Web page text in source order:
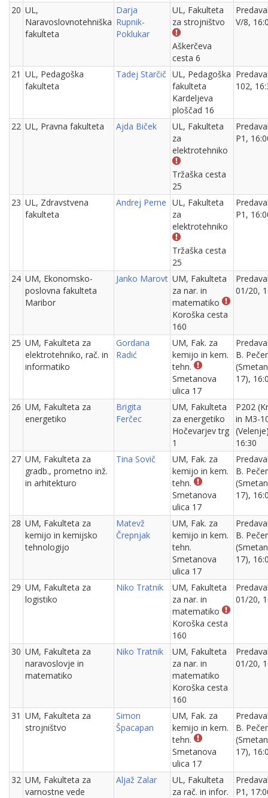
20 UL,
Naravoslovnotehniška
fakulteta
Darja
Rupnik-
Poklukar
UL, Fakulteta
za strojništvo
Aškerčeva
cesta 6
V/8,
21 UL, Pedagoška
fakulteta
Tadej Starčič UL, Pedagoška
fakulteta
Kardeljeva
ploščad 16
102,
22 UL, Pravna fakulteta Ajda Biček
UL, Fakulteta
za
elektrotehniko
Tržaška cesta
25
P1,
23 UL, Zdravstvena
fakulteta
Andrej Perne UL, Fakulteta
za
elektrotehniko
Tržaška cesta
25
P1,
24 UM, Ekonomsko-
poslovna fakulteta
Maribor
Janko Marovt UM, Fakulteta
za nar. in
matematiko
Koroška cesta
160
01/20,
25 UM, Fakulteta za
elektrotehniko, rač. in
informatiko
Gordana
Radić
UM, Fak. za
kemijo in kem.
tehn.
Smetanova
ulica 17
B.
17),
26 UM, Fakulteta za
energetiko
Brigita
Ferčec
UM, Fakulteta
za energetiko
Hočevarjev trg
1
P202
in M3-
16:30
27 UM, Fakulteta za
gradb., prometno inž.
in arhitekturo
Tina Sovič
UM, Fak. za
kemijo in kem.
tehn.
Smetanova
ulica 17
B.
17),
28 UM, Fakulteta za
kemijo in kemijsko
tehnologijo
Matevž
Črepnjak
UM, Fak. za
kemijo in kem.
tehn.
Smetanova
ulica 17
B.
17),
29 UM, Fakulteta za
logistiko
Niko Tratnik
UM, Fakulteta
za nar. in
matematiko
Koroška cesta
160
01/20,
30 UM, Fakulteta za
naravoslovje in
matematiko
Niko Tratnik
UM, Fakulteta
za nar. in
matematiko
Koroška cesta
160
01/20,
31 UM, Fakulteta za
strojništvo
Simon
Špacapan
UM, Fak. za
kemijo in kem.
tehn.
Smetanova
ulica 17
B.
17),
32 UM, Fakulteta za
varnostne vede
Aljaž Zalar
UL, Fakulteta
za rač. in infor.
P1,